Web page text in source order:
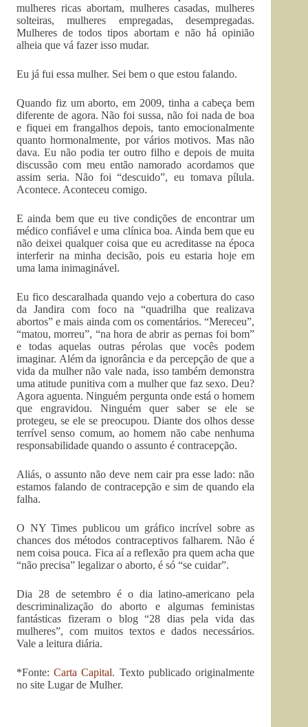
mulheres ricas abortam, mulheres casadas, mulheres
solteiras, mulheres empregadas, desempregadas.
Mulheres de todos tipos abortam e não há opinião
alheia que vá fazer isso mudar.
Eu já fui essa mulher. Sei bem o que estou falando.
Quando fiz um aborto, em 2009, tinha a cabeça bem
diferente de agora. Não foi sussa, não foi nada de boa
e fiquei em frangalhos depois, tanto emocionalmente
quanto hormonalmente, por vários motivos. Mas não
dava. Eu não podia ter outro filho e depois de muita
discussão com meu então namorado acordamos que
assim seria. Não foi “descuido”, eu tomava pílula.
Acontece. Aconteceu comigo.
E ainda bem que eu tive condições de encontrar um
médico confiável e uma clínica boa. Ainda bem que eu
não deixei qualquer coisa que eu acreditasse na época
interferir na minha decisão, pois eu estaria hoje em
uma lama inimaginável.
Eu fico descaralhada quando vejo a cobertura do caso
da Jandira com foco na “quadrilha que realizava
abortos” e mais ainda com os comentários. “Mereceu”,
“matou, morreu”, “na hora de abrir as pernas foi bom”
e todas aquelas outras pérolas que vocês podem
imaginar. Além da ignorância e da percepção de que a
vida da mulher não vale nada, isso também demonstra
uma atitude punitiva com a mulher que faz sexo. Deu?
Agora aguenta. Ninguém pergunta onde está o homem
que engravidou. Ninguém quer saber se ele se
protegeu, se ele se preocupou. Diante dos olhos desse
terrível senso comum, ao homem não cabe nenhuma
responsabilidade quando o assunto é contracepção.
Aliás, o assunto não deve nem cair pra esse lado: não
estamos falando de contracepção e sim de quando ela
falha.
O NY Times publicou um gráfico incrível sobre as
chances dos métodos contraceptivos falharem. Não é
nem coisa pouca. Fica aí a reflexão pra quem acha que
“não precisa” legalizar o aborto, é só “se cuidar”.
Dia 28 de setembro é o dia latino-americano pela
descriminalização do aborto e algumas feministas
fantásticas fizeram o blog “28 dias pela vida das
mulheres”, com muitos textos e dados necessários.
Vale a leitura diária.
*Fonte:Carta Capital. Texto publicado originalmente
no site Lugar de Mulher.